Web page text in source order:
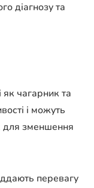
діагнозу та
як чагарник та
і можуть
для зменшення
перевагу